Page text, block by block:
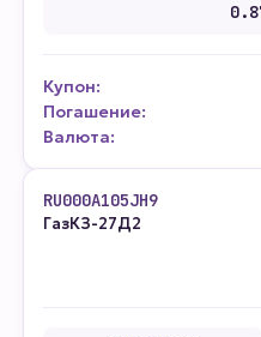
Купон:
Погашение:
Валюта:
RU000A105JH9
ГазКЗ-27Д2